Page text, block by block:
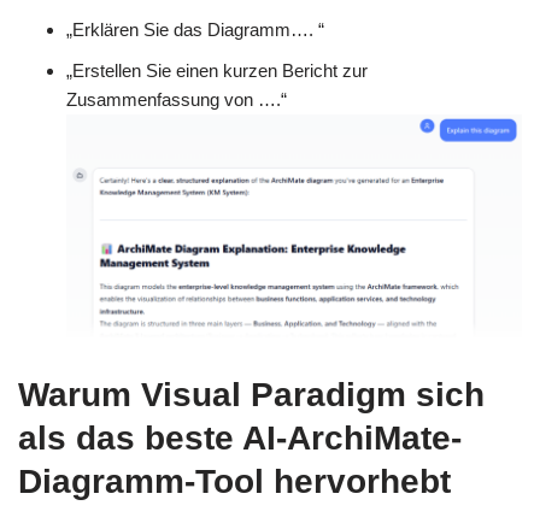
„Erklären Sie das Diagramm…. “
„Erstellen Sie einen kurzen Bericht zur
Zusammenfassung von ….“
Warum Visual Paradigm sich
als das beste AI-ArchiMate-
Diagramm-Tool hervorhebt